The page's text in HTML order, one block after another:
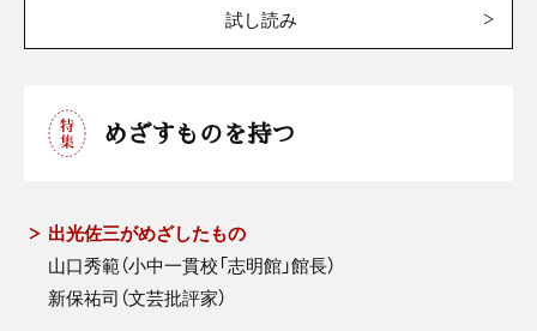
試し読み
めざすものを持つ
出光佐三がめざしたもの
山口秀範（小中一貫校「志明館」館長）
新保祐司（文芸批評家）